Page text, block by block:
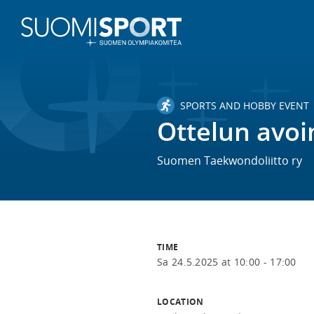
SPORTS AND HOBBY EVENT
Ottelun
Suomen Taekwondoliitto ry
TIME
Sa 24.5.2025 at 10:00 - 17:00
LOCATION